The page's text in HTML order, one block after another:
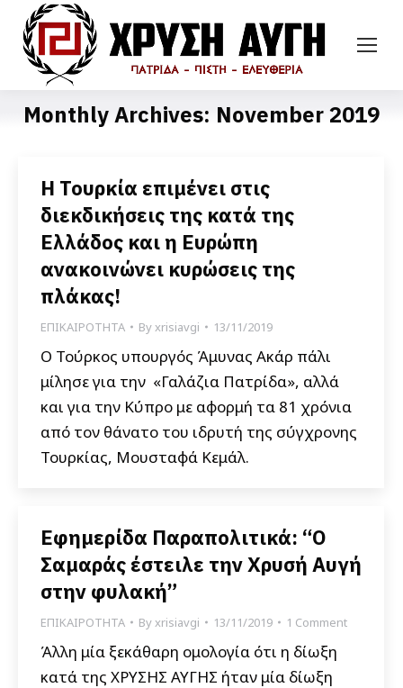
Monthly Archives: November 2019
Η Τουρκία επιμένει στις
διεκδικήσεις της κατά της
Ελλάδος και η Ευρώπη
ανακοινώνει κυρώσεις της
πλάκας!
ΕΠΙΚΑΙΡΟΤΗΤΑ Byxrisiavgi 13/11/2019
Ο Τούρκος υπουργός Άμυνας Ακάρ πάλι
μίλησε για την «Γαλάζια Πατρίδα», αλλά
και για την Κύπρο με αφορμή τα 81 χρόνια
από τον θάνατο του ιδρυτή της σύγχρονης
Τουρκίας, Μουσταφά Κεμάλ.
Εφημερίδα Παραπολιτικά: “Ο
Σαμαράς έστειλε την Χρυσή Αυγή
στην φυλακή”
ΕΠΙΚΑΙΡΟΤΗΤΑ Byxrisiavgi 13/11/2019 1 Comment
Άλλη μία ξεκάθαρη ομολογία ότι η δίωξη
κατά της ΧΡΥΣΗΣ ΑΥΓΗΣ ήταν μία δίωξη